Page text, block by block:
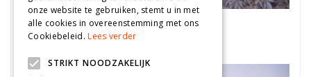
Japanse esdoorn
Acer palmatum 'Burgundy Lace'
onze website te gebruiken, stemt u in met
alle cookies in overeenstemming met ons
Cookiebeleid.Lees verder
STRIKT NOODZAKELIJK